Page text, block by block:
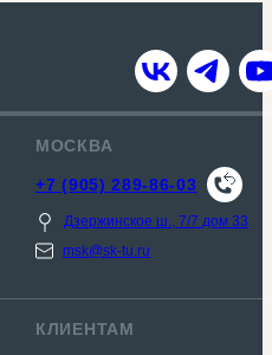
МОСКВА
+7 (905) 289-86-03
Дзержинское ш., 7/7 дом 33
msk@sk-tu.ru
КЛИЕНТАМ